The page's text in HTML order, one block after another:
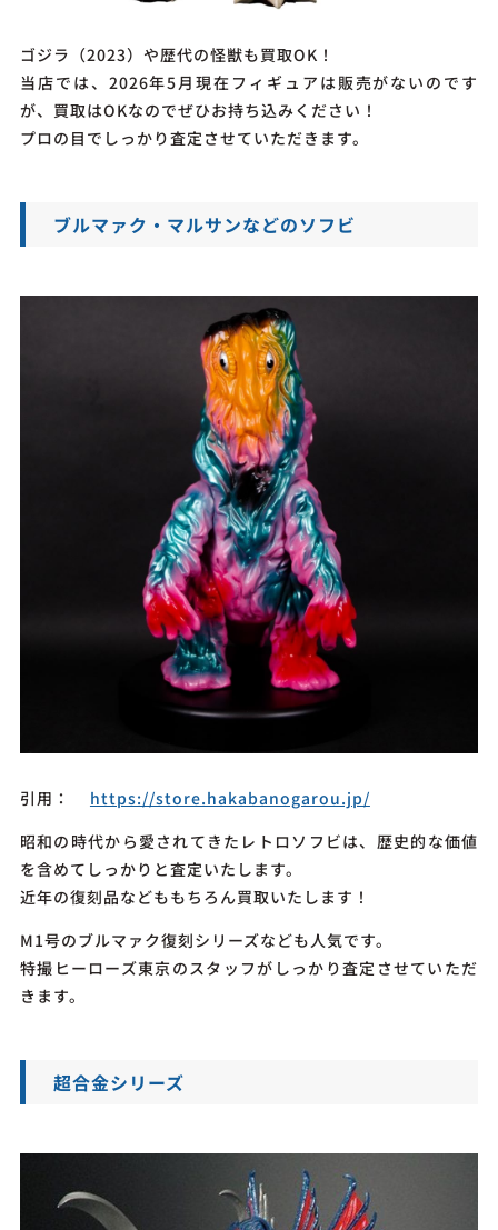
ゴジラ（2023）や歴代の怪獣も買取OK！
当店では、2026年5月現在フィギュアは販売がないのです
が、買取はOKなのでぜひお持ち込みください！
プロの目でしっかり査定させていただきます。
ブルマァク・マルサンなどのソフビ
引用：
https://store.hakabanogarou.jp/
昭和の時代から愛されてきたレトロソフビは、歴史的な価値
を含めてしっかりと査定いたします。
近年の復刻品などももちろん買取いたします！
M1号のブルマァク復刻シリーズなども人気です。
特撮ヒーローズ東京のスタッフがしっかり査定させていただ
きます。
超合金シリーズ